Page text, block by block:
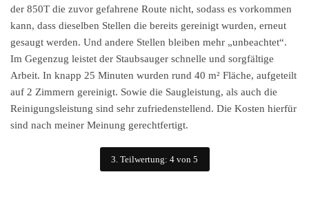
der 850T die zuvor gefahrene Route nicht, sodass es vorkommen
kann, dass dieselben Stellen die bereits gereinigt wurden, erneut
gesaugt werden. Und andere Stellen bleiben mehr „unbeachtet“.
Im Gegenzug leistet der Staubsauger schnelle und sorgfältige
Arbeit. In knapp 25 Minuten wurden rund 40 m² Fläche, aufgeteilt
auf 2 Zimmern gereinigt. Sowie die Saugleistung, als auch die
Reinigungsleistung sind sehr zufriedenstellend. Die Kosten hierfür
sind nach meiner Meinung gerechtfertigt.
3. Teilwertung: 4 von 5